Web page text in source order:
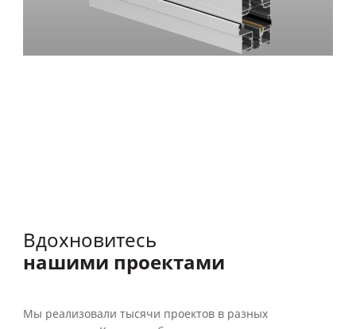
Вдохновитесь
нашими проектами
Мы реализовали тысячи проектов в разных